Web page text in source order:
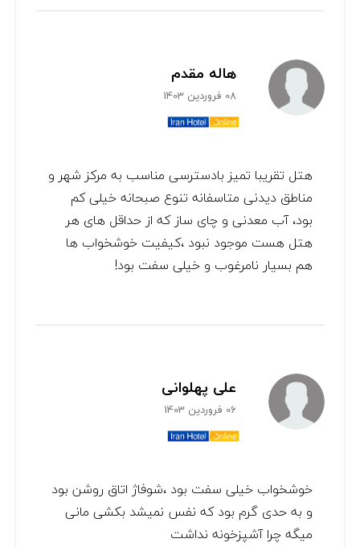
هاله مقدم
08 فروردین 1403
هتل تقریبا تمیز بادسترسی مناسب به مرکز شهر و
مناطق دیدنی متاسفانه تنوع صبحانه خیلی کم
بود، آب معدنی و چای ساز که از حداقل های هر
هتل هست موجود نبود ،کیفیت خوشخواب ها
هم بسیار نامرغوب و خیلی سفت بود!
علی پهلوانی
06 فروردین 1403
خوشخواب خیلی سفت بود ،شوفاژ اتاق روشن بود
و به حدی گرم بود که نفس نمیشد بکشی مانی
میگه چرا آشپزخونه نداشت